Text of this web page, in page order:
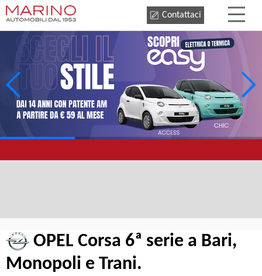
Contattaci
OPEL Corsa 6ª serie a Bari,
Monopoli e Trani.